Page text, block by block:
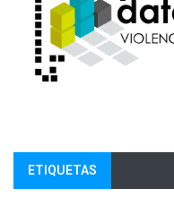
ETIQUETAS